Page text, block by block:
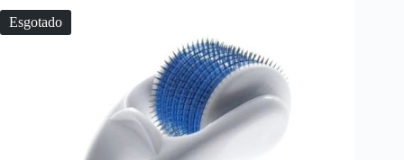
Esgotado